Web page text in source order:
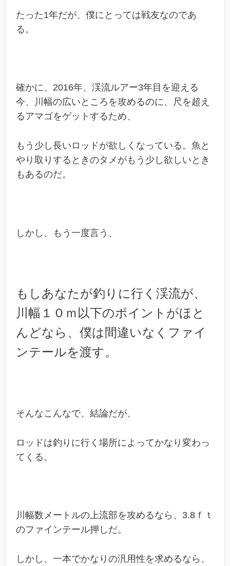
たった1年だが、僕にとっては戦友なのであ
る。
確かに、2016年、渓流ルアー3年目を迎える
今、川幅の広いところを攻めるのに、尺を超え
るアマゴをゲットするため、
もう少し長いロッドが欲しくなっている。魚と
やり取りするときのタメがもう少し欲しいとき
もあるのだ。
しかし、もう一度言う、
もしあなたが釣りに行く渓流が、
川幅１０ｍ以下のポイントがほと
んどなら、僕は間違いなくファイ
ンテールを渡す。
そんなこんなで、結論だが、
ロッドは釣りに行く場所によってかなり変わっ
てくる。
川幅数メートルの上流部を攻めるなら、3.8ｆｔ
のファインテール押しだ。
しかし、一本でかなりの汎用性を求めるなら、